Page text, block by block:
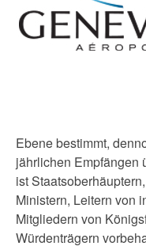
Ebene bestimmt,
jährlichen Empfängen
ist
Ministern, Leitern von
Mitgliedern von
Würdenträgern